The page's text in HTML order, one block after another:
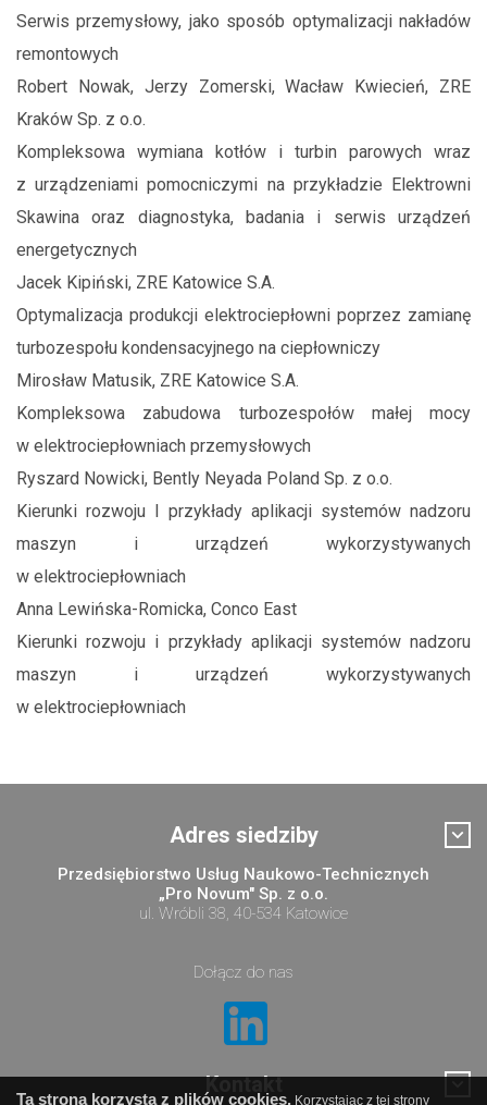
Serwis przemysłowy, jako sposób optymalizacji nakładów
remontowych
Robert Nowak, Jerzy Zomerski, Wacław Kwiecień, ZRE
Kraków Sp. z o.o.
Kompleksowa wymiana kotłów i turbin parowych wraz
z urządzeniami pomocniczymi na przykładzie Elektrowni
Skawina oraz diagnostyka, badania i serwis urządzeń
energetycznych
Jacek Kipiński, ZRE Katowice S.A.
Optymalizacja produkcji elektrociepłowni poprzez zamianę
turbozespołu kondensacyjnego na ciepłowniczy
Mirosław Matusik, ZRE Katowice S.A.
Kompleksowa zabudowa turbozespołów małej mocy
w elektrociepłowniach przemysłowych
Ryszard Nowicki, Bently Neyada Poland Sp. z o.o.
Kierunki rozwoju I przykłady aplikacji systemów nadzoru
maszyn i urządzeń wykorzystywanych
w elektrociepłowniach
Anna Lewińska-Romicka, Conco East
Kierunki rozwoju i przykłady aplikacji systemów nadzoru
maszyn i urządzeń wykorzystywanych
w elektrociepłowniach
Adres siedziby
Przedsiębiorstwo Usług Naukowo-Technicznych
„Pro Novum" Sp. z o.o.
ul. Wróbli 38, 40-534 Katowice
Dołącz do nas
Kontakt
Ta strona korzysta z plików cookies. Korzystając z tej strony